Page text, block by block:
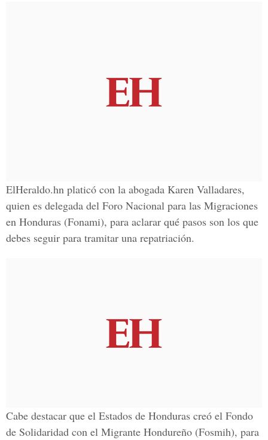
ElHeraldo.hn platicó con la abogada Karen Valladares,
quien es delegada del Foro Nacional para las Migraciones
en Honduras (Fonami), para aclarar qué pasos son los que
debes seguir para tramitar una repatriación.
Cabe destacar que el Estados de Honduras creó el Fondo
de Solidaridad con el Migrante Hondureño (Fosmih), para